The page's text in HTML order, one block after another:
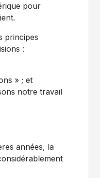
pour
principes
:
» ; et
notre travail
années, la